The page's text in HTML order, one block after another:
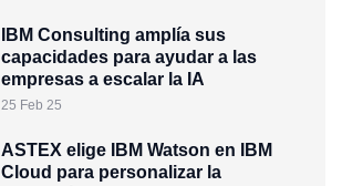
IBM Consulting amplía sus
capacidades para ayudar a las
empresas a escalar la IA
25 Feb 25
ASTEX elige IBM Watson en IBM
Cloud para personalizar la